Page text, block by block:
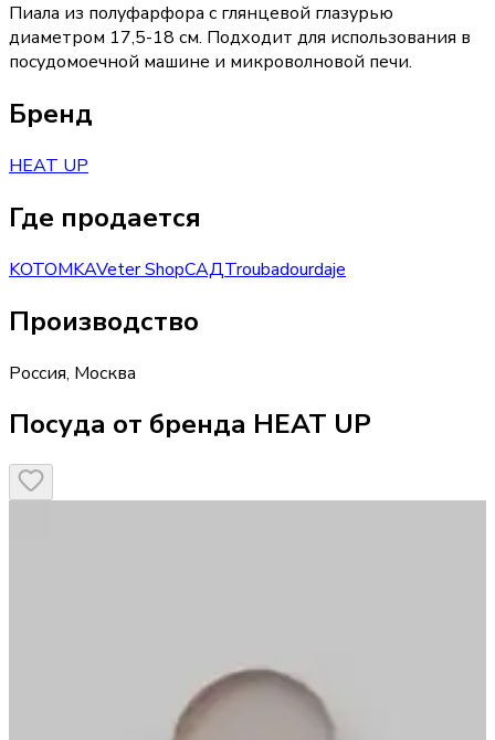
Пиала из полуфарфора с глянцевой глазурью
диаметром 17,5-18 см. Подходит для использования в
посудомоечной машине и микроволновой печи.
Бренд
HEAT UP
Где продается
KOTOMKAVeter ShopСАДTroubadourdaje
Производство
Россия, Москва
Посуда от бренда HEAT UP